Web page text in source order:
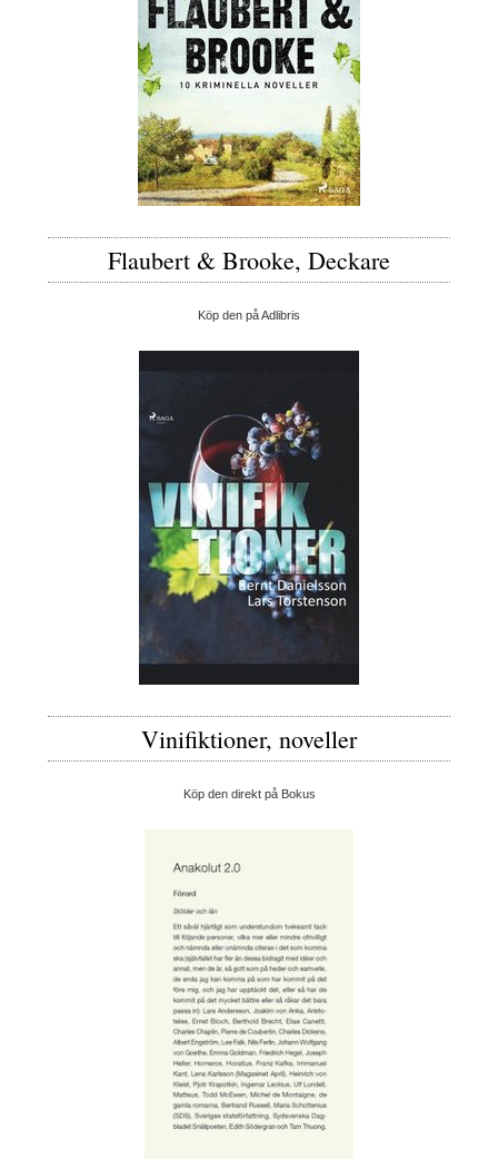
Flaubert & Brooke, Deckare
Köp den på Adlibris
Vinifiktioner, noveller
Köp den direkt på Bokus